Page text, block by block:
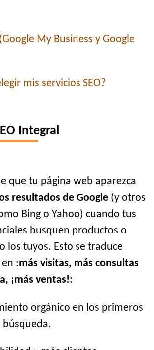
My Business y Google
mis servicios SEO?
Integral
que tu página web aparezca
resultados de Google (y otros
Bing o Yahoo) cuando tus
busquen productos o
los tuyos. Esto se traduce
:más visitas, más consultas
¡más ventas!:
orgánico en los primeros